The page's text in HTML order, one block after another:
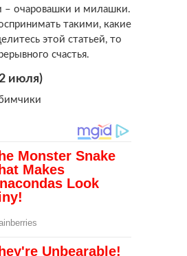
– очаровашки и милашки.
такими, какие
этой статьей, то
счастья.
июля)